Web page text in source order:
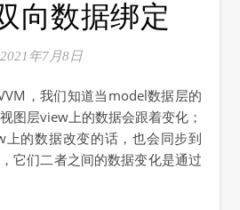
向数据绑定
2021年7月8日
图层view上的数据会跟着变化；
上的数据改变的话，也会同步到
它们二者之间的数据变化是通过